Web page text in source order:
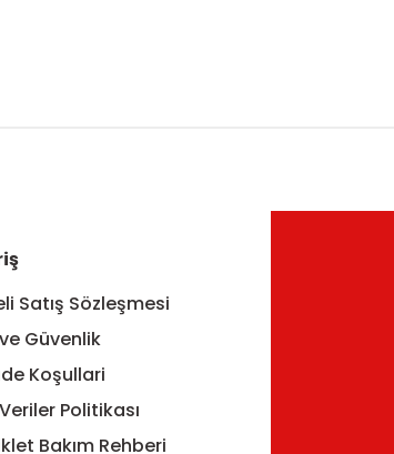
Satış Sözleşmesi
Güvenlik
Koşullari
Politikası
Bakım Rehberi